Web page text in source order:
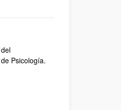
Psicología.